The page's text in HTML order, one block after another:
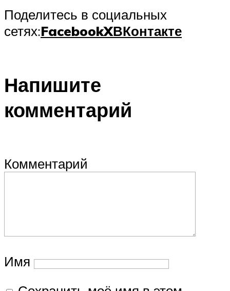
Поделитесь в социальных
сетях:FacebookXВКонтакте
Напишите
комментарий
Комментарий
Имя